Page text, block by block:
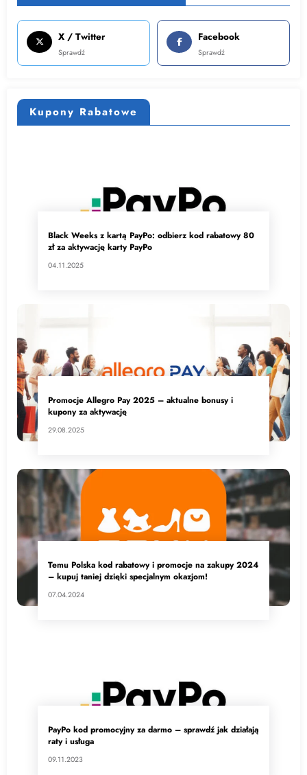
X / Twitter
Sprawdź
Facebook
Sprawdź
Kupony Rabatowe
Black Weeks z kartą PayPo: odbierz kod rabatowy 80
zł za aktywację karty PayPo
04.11.2025
Promocje Allegro Pay 2025 – aktualne bonusy i
kupony za aktywację
29.08.2025
Temu Polska kod rabatowy i promocje na zakupy 2024
– kupuj taniej dzięki specjalnym okazjom!
07.04.2024
PayPo kod promocyjny za darmo – sprawdź jak działają
raty i usługa
09.11.2023